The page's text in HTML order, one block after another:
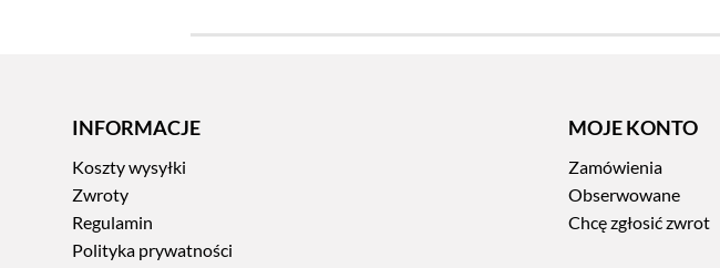
INFORMACJE
Koszty wysyłki
Zwroty
Regulamin
Polityka prywatności
MOJE KONTO
Zamówienia
Obserwowane
Chcę zgłosić zwrot